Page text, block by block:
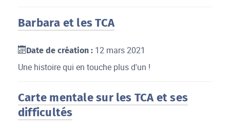
Barbara et les TCA
Date de création : 12 mars 2021
Une histoire qui en touche plus d'un !
Carte mentale sur les TCA et ses
difficultés